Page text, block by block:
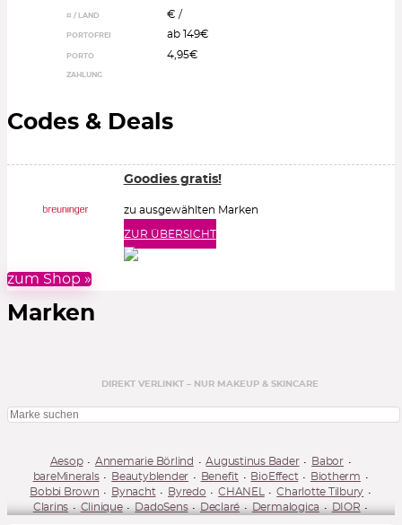
¤ / LAND € /
PORTOFREI ab 149€
PORTO 4,95€
ZAHLUNG
Codes & Deals
Goodies gratis!
zu ausgewählten Marken
ZUR ÜBERSICHT
zum Shop »
Marken
DIREKT VERLINKT – NUR MAKEUP & SKINCARE
Aesop Annemarie Börlind Augustinus Bader
Babor
bareMinerals
Beautyblender Benefit BioEffect
Biotherm
Bobbi Brown
Bynacht Byredo CHANEL
Charlotte Tilbury
Clarins
Clinique DadoSens Declaré Dermalogica
DIOR